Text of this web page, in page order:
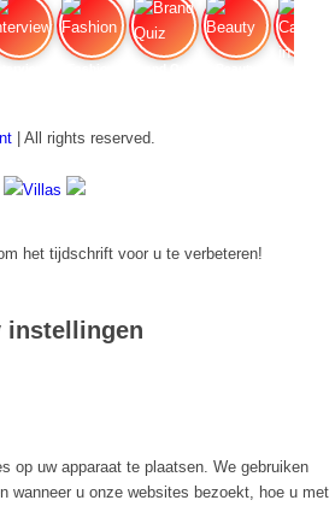
| All rights reserved.
Villas
het tijdschrift voor u te verbeteren!
instellingen
op uw apparaat te plaatsen. We gebruiken
wanneer u onze websites bezoekt, hoe u met